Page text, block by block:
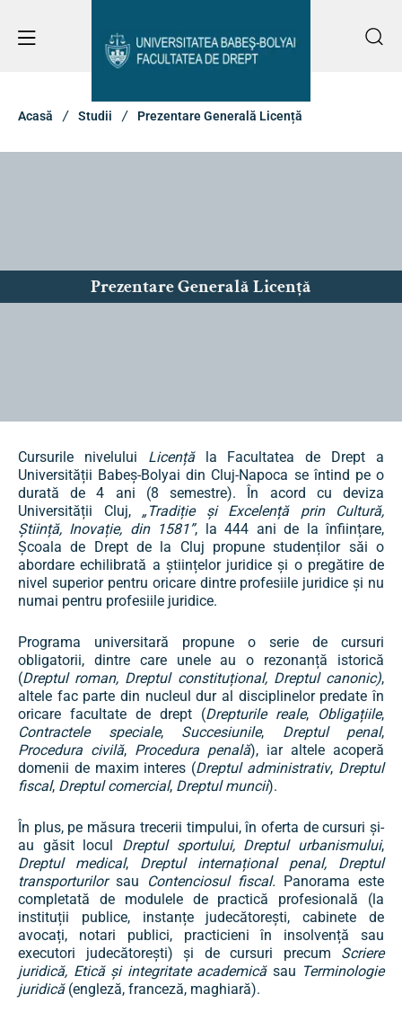
Acasă Studii Prezentare Generală Licență
Prezentare Generală Licență
Cursurile nivelului Licențăla Facultatea de Drept a
Universității Babeș-Bolyai din Cluj-Napoca se întind pe o
durată de 4 ani (8 semestre). În acord cu deviza
Universității Cluj, „Tradiție și Excelență prin Cultură,
Știință, Inovație, din 1581”, la 444 ani de la înființare,
Școala de Drept de la Cluj propune studenților săi o
abordare echilibrată a științelor juridice și o pregătire de
nivel superior pentru oricare dintre profesiile juridice și nu
numai pentru profesiile juridice.
Programa universitară propune o serie de cursuri
obligatorii, dintre care unele au o rezonanță istorică
(Dreptul roman, Dreptul constituțional, Dreptul canonic),
altele fac parte din nucleul dur al disciplinelor predate în
oricare facultate de drept (Drepturile reale, Obligațiile,
Contractele speciale, Succesiunile, Dreptul penal,
Procedura civilă, Procedura penală), iar altele acoperă
domenii de maxim interes (Dreptul administrativ, Dreptul
fiscal, Dreptul comercial, Dreptul muncii).
În plus, pe măsura trecerii timpului, în oferta de cursuri și-
au găsit locul Dreptul sportului, Dreptul urbanismului,
Dreptul medical, Dreptul internațional penal, Dreptul
transporturilor sau Contenciosul fiscal.
Panorama este
completată de modulele de practică profesională (la
instituții publice, instanțe judecătorești, cabinete de
avocați, notari publici, practicieni în insolvență sau
executori judecătorești) și de cursuri precum Scriere
juridică, Etică și integritate academică sau Terminologie
juridică (engleză, franceză, maghiară).